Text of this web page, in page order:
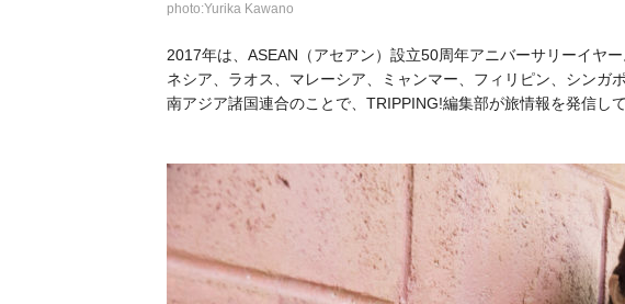
photo:Yurika Kawano
2017年は、ASEAN（アセアン）設立50周年アニバーサリーイヤー
ネシア、ラオス、マレーシア、ミャンマー、フィリピン、シンガ
南アジア諸国連合のことで、TRIPPING!編集部が旅情報を発信し